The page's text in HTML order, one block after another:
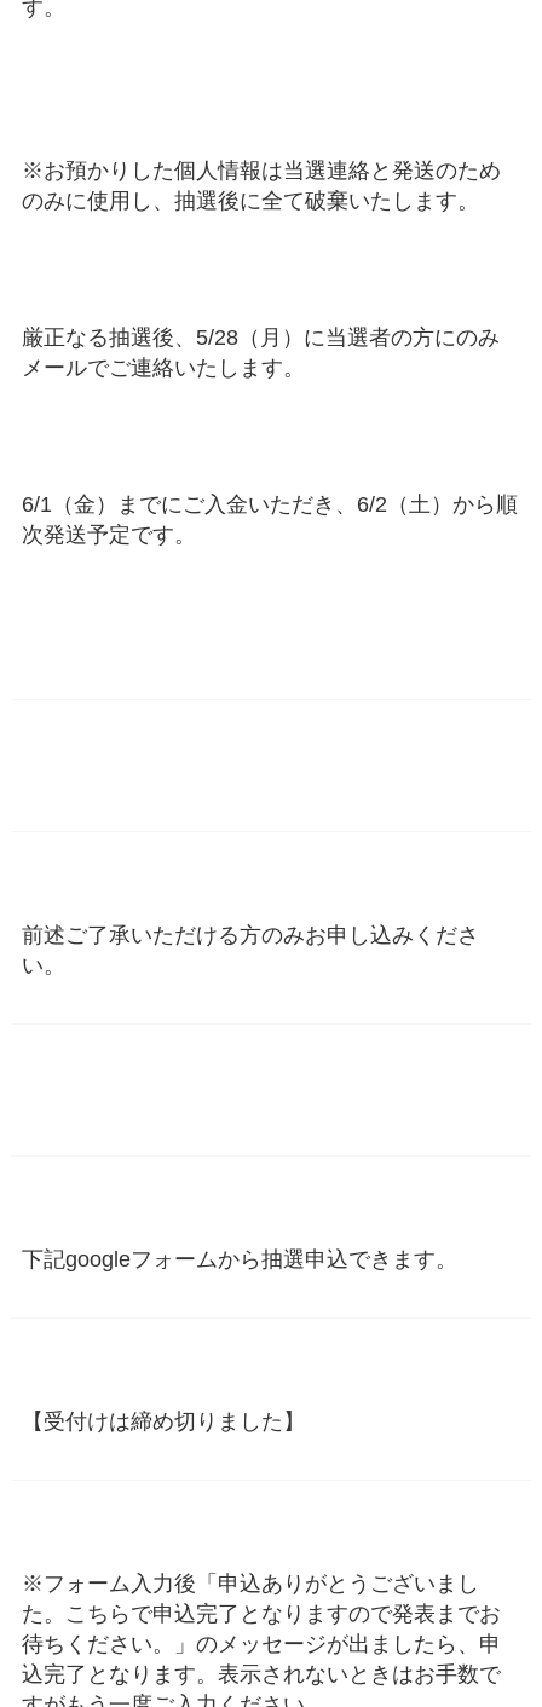
す。
※お預かりした個人情報は当選連絡と発送のため
のみに使用し、抽選後に全て破棄いたします。
厳正なる抽選後、5/28（月）に当選者の方にのみ
メールでご連絡いたします。
6/1（金）までにご入金いただき、6/2（土）から順
次発送予定です。
前述ご了承いただける方のみお申し込みくださ
い。
下記googleフォームから抽選申込できます。
【受付けは締め切りました】
※フォーム入力後「申込ありがとうございまし
た。こちらで申込完了となりますので発表までお
待ちください。」のメッセージが出ましたら、申
込完了となります。表示されないときはお手数で